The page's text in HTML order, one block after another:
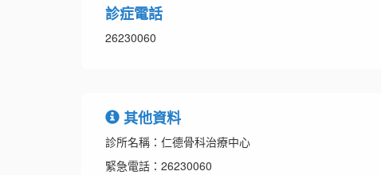
診症電話
26230060
其他資料
診所名稱：仁德骨科治療中心
緊急電話：26230060